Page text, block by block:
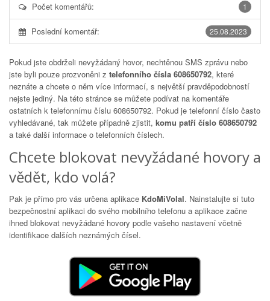
1
Počet komentářů:
25.08.2023
Poslední komentář:
Pokud jste obdrželi nevyžádaný hovor, nechtěnou SMS zprávu nebo
jste byli pouze prozvoněni z telefonního čísla 608650792, které
neznáte a chcete o něm více informací, s největší pravděpodobností
nejste jediný. Na této stránce se můžete podívat na komentáře
ostatních k telefonnímu číslu 608650792. Pokud je telefonní číslo často
vyhledávané, tak můžete případně zjistit, komu patří číslo 608650792
a také další informace o telefonních číslech.
Chcete blokovat nevyžádané hovory a
vědět, kdo volá?
Pak je přímo pro vás určena aplikace KdoMiVolal. Nainstalujte si tuto
bezpečnostní aplikaci do svého mobilního telefonu a aplikace začne
ihned blokovat nevyžádané hovory podle vašeho nastavení včetně
identifikace dalších neznámých čísel.